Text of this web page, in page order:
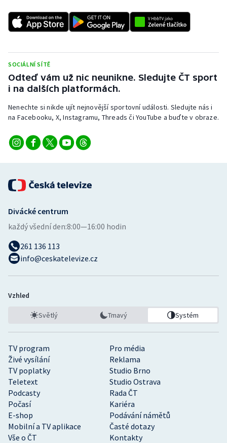
SOCIÁLNÍ SÍTĚ
Odteď vám už nic neunikne. Sledujte ČT sport
i na dalších platformách.
Nenechte si nikde ujít nejnovější sportovní události. Sledujte nás i
na Facebooku, X, Instagramu, Threads či YouTube a buďte v obraze.
TV program
Pro média
Živé vysílání
Reklama
TV poplatky
Studio Brno
Teletext
Studio Ostrava
Podcasty
Rada ČT
Počasí
Kariéra
E-shop
Podávání námětů
Mobilní a TV aplikace
Časté dotazy
Vše o ČT
Kontakty
Divácké centrum
každý všední den:8:00—16:00 hodin
261 136 113
info@ceskatelevize.cz
Vzhled
Světlý Tmavý Systém